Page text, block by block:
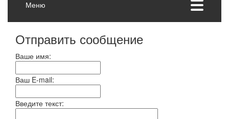
Меню
Отправить сообщение
Ваше имя:
Ваш E-mail:
Введите текст: